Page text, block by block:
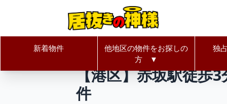
新着物件
他地区の物件をお探しの
方 ▼
独
居抜きの神様Home 東京都 港区
【港区】赤坂駅徒歩
件